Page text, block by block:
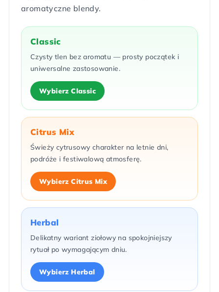
aromatyczne blendy.
Classic
Czysty tlen bez aromatu — prosty początek i
uniwersalne zastosowanie.
Wybierz Classic
Citrus Mix
Świeży cytrusowy charakter na letnie dni,
podróże i festiwalową atmosferę.
Wybierz Citrus Mix
Herbal
Delikatny wariant ziołowy na spokojniejszy
rytuał po wymagającym dniu.
Wybierz Herbal